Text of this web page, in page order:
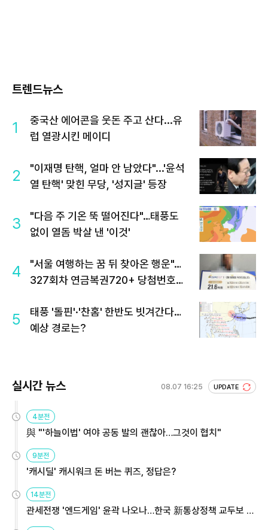
트렌드뉴스
1
중국산 에어콘을 웃돈 주고 산다...유
럽 열광시킨 메이디
2
"이재명 탄핵, 얼마 안 남았다"...'윤석
열 탄핵' 맞힌 무당, '성지글' 등장
3
"다음 주 기온 뚝 떨어진다"…태풍도
없이 열돔 박살 낸 '이것'
4
"서울 여행하는 꿈 뒤 찾아온 행운"…
327회차 연금복권720+ 당첨번호조
5
태풍 '돌핀'·'찬홈' 한반도 빗겨간다…
예상 경로는?
실시간 뉴스 08.07 16:25 UPDATE
4분전
與 "'하늘이법' 여야 공동 발의 괜찮아…그것이 협치"
9분전
'캐시딜' 캐시워크 돈 버는 퀴즈, 정답은?
14분전
관세전쟁 '엔드게임' 윤곽 나오나…한국 新통상정책 교두보 활